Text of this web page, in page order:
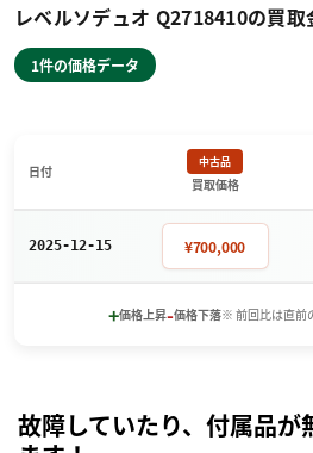
レベルソデュオ Q2718410の買取
1件の価格データ
日付
中古品
買取価格
2025-12-15 ¥700,000
+価格上昇-価格下落※ 前回比は直前
故障していたり、付属品が